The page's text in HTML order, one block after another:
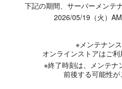
下記の期間、サーバーメンテ
2026/05/19（火）
※メンテナン
オンラインストアはご利
※終了時刻は、メンテナ
前後する可能性が